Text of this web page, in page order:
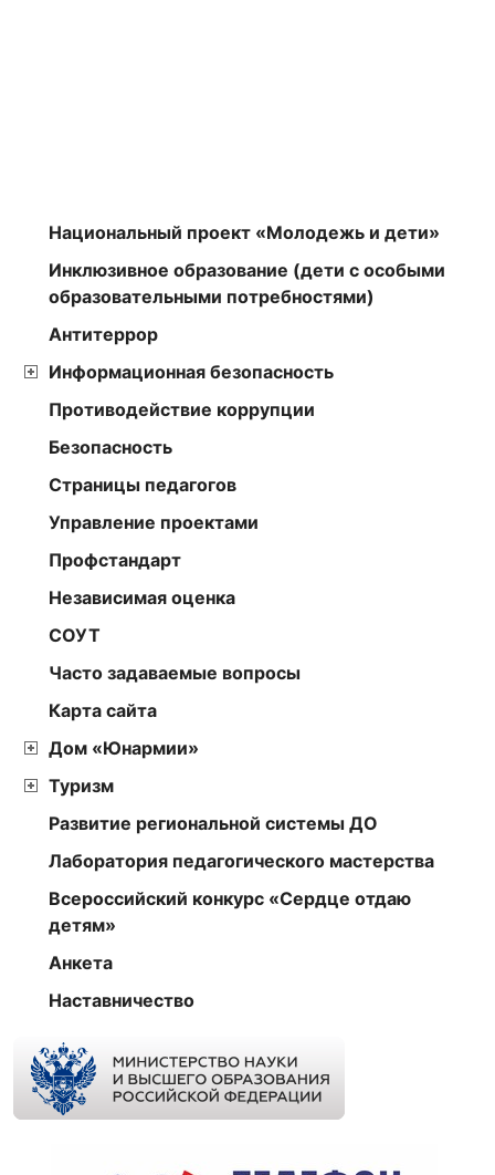
Национальный проект «Молодежь и дети»
Инклюзивное образование (дети с особыми
образовательными потребностями)
Антитеррор
Информационная безопасность
Противодействие коррупции
Безопасность
Страницы педагогов
Управление проектами
Профстандарт
Независимая оценка
СОУТ
Часто задаваемые вопросы
Карта сайта
Дом «Юнармии»
Туризм
Развитие региональной системы ДО
Лаборатория педагогического мастерства
Всероссийский конкурс «Сердце отдаю
детям»
Анкета
Наставничество